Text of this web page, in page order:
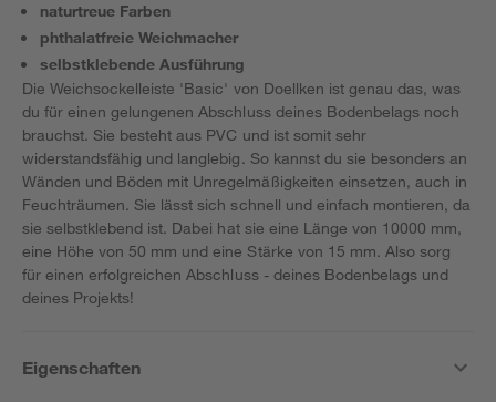
naturtreue Farben
phthalatfreie Weichmacher
selbstklebende Ausführung
Die Weichsockelleiste 'Basic' von Doellken ist genau das, was
du für einen gelungenen Abschluss deines Bodenbelags noch
brauchst. Sie besteht aus PVC und ist somit sehr
widerstandsfähig und langlebig. So kannst du sie besonders an
Wänden und Böden mit Unregelmäßigkeiten einsetzen, auch in
Feuchträumen. Sie lässt sich schnell und einfach montieren, da
sie selbstklebend ist. Dabei hat sie eine Länge von 10000 mm,
eine Höhe von 50 mm und eine Stärke von 15 mm. Also sorg
für einen erfolgreichen Abschluss - deines Bodenbelags und
deines Projekts!
Eigenschaften